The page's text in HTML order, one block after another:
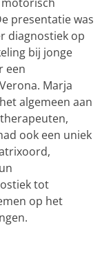
presentatie was
diagnostiek op
bij jonge
een
Marja
algemeen aan
ook een uniek
tot
op het